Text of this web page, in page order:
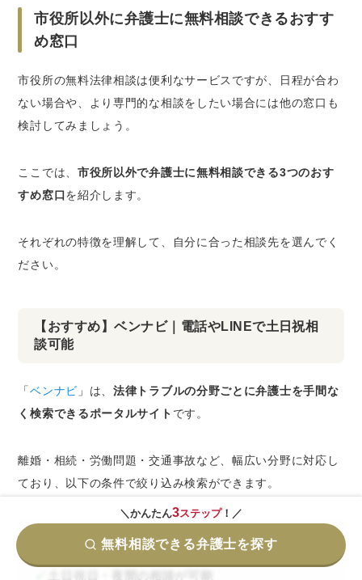
市役所以外に弁護士に無料相談できるおすす
め窓口
市役所の無料法律相談は便利なサービスですが、日程が合わ
ない場合や、より専門的な相談をしたい場合には他の窓口も
検討してみましょう。
ここでは、 市役所以外で弁護士に無料相談できる3つのおす
すめ窓口を紹介します。
それぞれの特徴を理解して、自分に合った相談先を選んでく
ださい。
【おすすめ】ベンナビ｜電話やLINEで土日祝相
談可能
「ベンナビ 」は、法律トラブルの分野ごとに弁護士を手間な
く検索できるポータルサイト です。
離婚・相続・労働問題・交通事故など、幅広い分野に対応し
ており、以下の条件で絞り込み検索ができます。
オンライン面談や電話相談・出張相談の対応
＼かんたん3ステップ！／
無料相談できる弁護士を探す